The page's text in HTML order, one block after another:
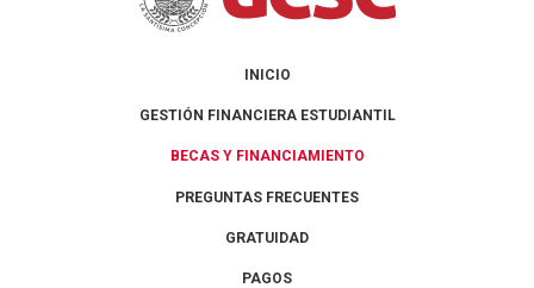
INICIO
GESTIÓN FINANCIERA ESTUDIANTIL
BECAS Y FINANCIAMIENTO
PREGUNTAS FRECUENTES
GRATUIDAD
PAGOS